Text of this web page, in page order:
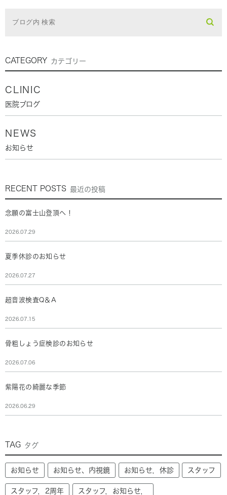
CATEGORY カテゴリー
CLINIC
医院ブログ
NEWS
お知らせ
RECENT POSTS 最近の投稿
念願の富士山登頂へ！
2026.07.29
夏季休診のお知らせ
2026.07.27
超音波検査Q＆A
2026.07.15
骨粗しょう症検診のお知らせ
2026.07.06
紫陽花の綺麗な季節
2026.06.29
TAG タグ
お知らせ お知らせ、内視鏡 お知らせ，休診 スタッフ
スタッフ，2周年 スタッフ，お知らせ，